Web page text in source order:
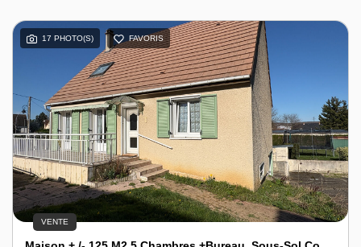
17 PHOTO(S) FAVORIS
VENTE